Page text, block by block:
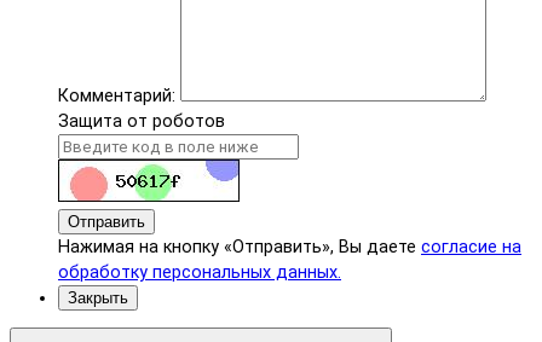
Комментарий:
Защита от роботов
Отправить
Нажимая на кнопку «Отправить», Вы даете согласие на
обработку персональных данных.
Закрыть